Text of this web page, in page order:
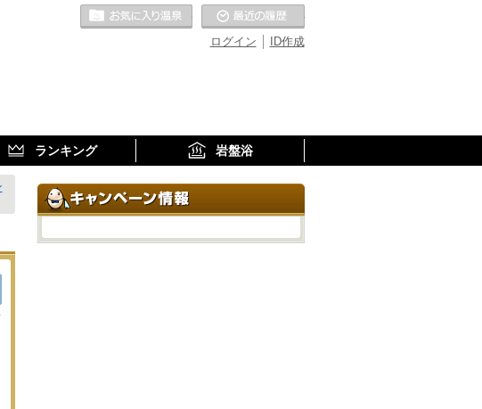
ID作成
ログイン
お気に入りの温泉
ランキング 岩盤浴